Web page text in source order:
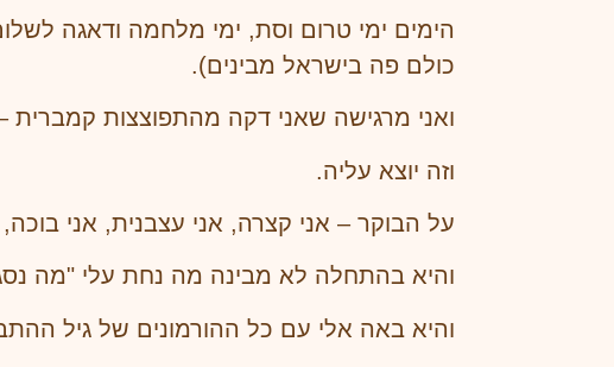
הימים ימי טרום וסת, ימי מלחמה ודאגה
כולם פה בישראל מבינים).
ואני מרגישה שאני דקה מהתפוצצות קמברית
וזה יוצא עליה.
על הבוקר – אני קצרה, אני עצבנית, אני
והיא בהתחלה לא מבינה מה נחת עלי "מה
והיא באה אלי עם כל ההורמונים של גיל